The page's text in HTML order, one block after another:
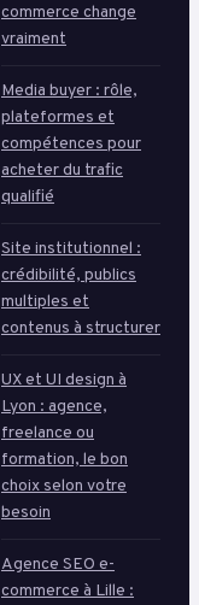
commerce change
vraiment
Media buyer : rôle,
plateformes et
compétences pour
acheter du trafic
qualifié
Site institutionnel :
crédibilité, publics
multiples et
contenus à structurer
UX et UI design à
Lyon : agence,
freelance ou
formation, le bon
choix selon votre
besoin
Agence SEO e-
commerce à Lille :